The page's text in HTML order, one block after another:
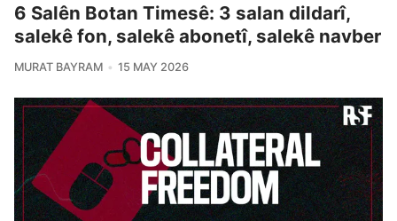
6 Salên Botan Timesê: 3 salan dildarî,
salekê fon, salekê abonetî, salekê navber
MURAT BAYRAM 15 MAY 2026